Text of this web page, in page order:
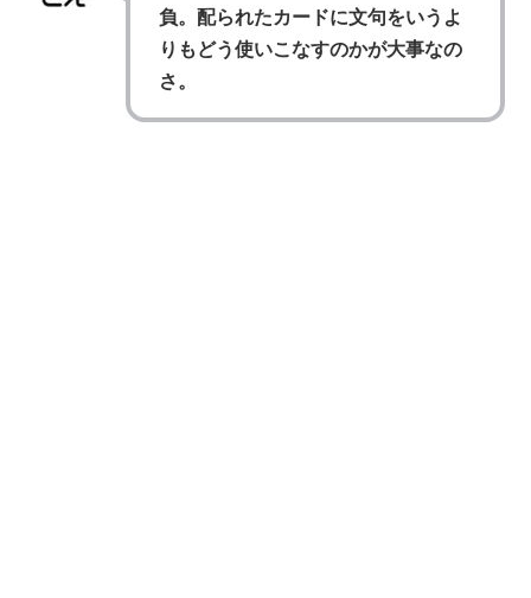
負。配られたカードに文句をいうよ
りもどう使いこなすのかが大事なの
さ。